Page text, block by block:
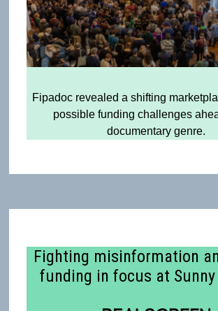
Fipadoc revealed a shifting
possible funding challenges
documentary genre.
Fighting misinformation
funding in focus at Sunny